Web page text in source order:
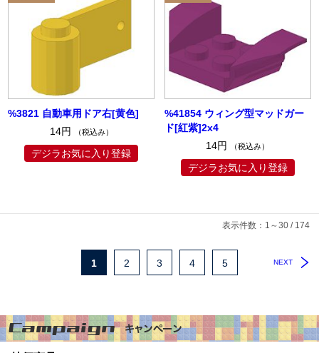
%3821 自動車用ドア右[黄色]
14円
（税込み）
デジラお気に入り登録
%41854 ウィング型マッドガー
ド[紅紫]2x4
14円
（税込み）
デジラお気に入り登録
表示件数：1～30 / 174
NEXT
1 2 3 4 5